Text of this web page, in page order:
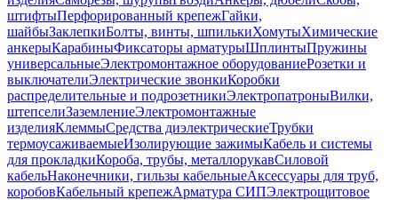
штифтыПерфорированный крепежГайки,
шайбыЗаклепкиБолты, винты, шпилькиХомутыХимические
анкерыКарабиныФиксаторы арматурыШплинтыПружины
универсальныеЭлектромонтажное оборудованиеРозетки и
выключателиЭлектрические звонкиКоробки
распределительные и подрозетникиЭлектропатроныВилки,
штепселиЗаземлениеЭлектромонтажные
изделияКлеммыСредства диэлектрическиеТрубки
термоусаживаемыеИзолирующие зажимыКабель и системы
для прокладкиКороба, трубы, металлорукавСиловой
кабельНаконечники, гильзы кабельныеАксессуары для труб,
коробовКабельный крепежАрматура СИПЭлектрощитовое